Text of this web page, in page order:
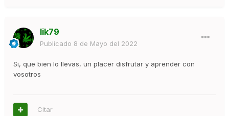
lik79
Publicado 8 de Mayo del 2022
Si, que bien lo llevas, un placer disfrutar y aprender con
vosotros
Citar